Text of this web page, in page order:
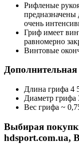
Рифленые
предназначены
очень
Гриф имеет
равномерно
Винтовые
Длина грифа 4
Диаметр грифа
Вес грифа ~
Выбирая
hdsport.com.ua,